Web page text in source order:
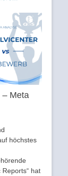
Meta
höchstes
hat